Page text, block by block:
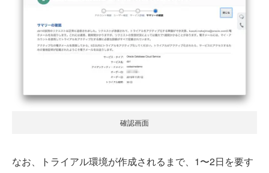
確認画面
なお、トライアル環境が作成されるまで、1〜2日を要す